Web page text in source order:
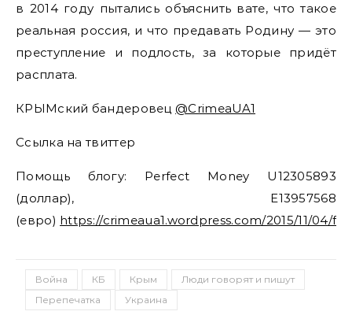
в 2014 году пытались объяснить вате, что такое
реальная россия, и что предавать Родину — это
преступление и подлость, за которые придёт
расплата.
КРЫМский бандеровец @CrimeaUA1
Ссылка на твиттер
Помощь блогу: Perfect Money U12305893
(доллар), E13957568
(евро) https://crimeaua1.wordpress.com/2015/11/04/
Война КБ Крым
Люди говорят и пишут
Перепечатка
Украина